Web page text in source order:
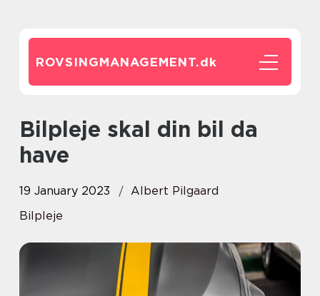
ROVSINGMANAGEMENT.dk
Bilpleje skal din bil da
have
19 January 2023
Albert Pilgaard
Bilpleje